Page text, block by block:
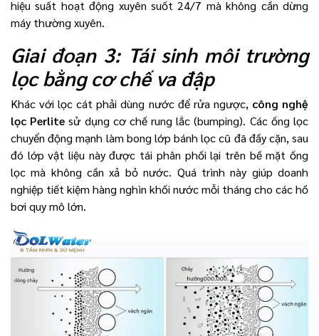
hiệu suất hoạt động xuyên suốt 24/7 mà không cần dừng
máy thường xuyên.
Giai đoạn 3: Tái sinh môi trường
lọc bằng cơ chế va đập
Khác với lọc cát phải dùng nước để rửa ngược, công nghệ
lọc Perlite sử dụng cơ chế rung lắc (bumping). Các ống lọc
chuyển động mạnh làm bong lớp bánh lọc cũ đã đầy cặn, sau
đó lớp vật liệu này được tái phân phối lại trên bề mặt ống
lọc mà không cần xả bỏ nước. Quá trình này giúp doanh
nghiệp tiết kiệm hàng nghìn khối nước mỗi tháng cho các hồ
bơi quy mô lớn.